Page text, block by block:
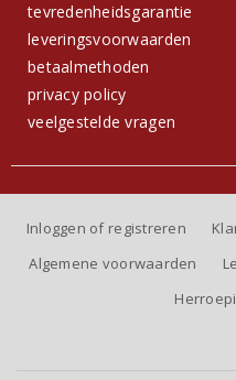
tevredenheidsgarantie
leveringsvoorwaarden
betaalmethoden
privacy policy
veelgestelde vragen
Inloggen of registreren
Algemene voorwaarden